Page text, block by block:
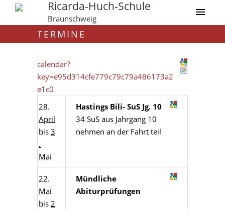
Ricarda-Huch-Schule
Braunschweig
TERMINE
calendar?
key=e95d314cfe779c79c79a486173a2
e1c0
28.
April
bis 3
.
Mai
Hastings Bili- SuS Jg. 10
34 SuS aus Jahrgang 10
nehmen an der Fahrt teil
22.
Mai
bis 2
Mündliche
Abiturprüfungen